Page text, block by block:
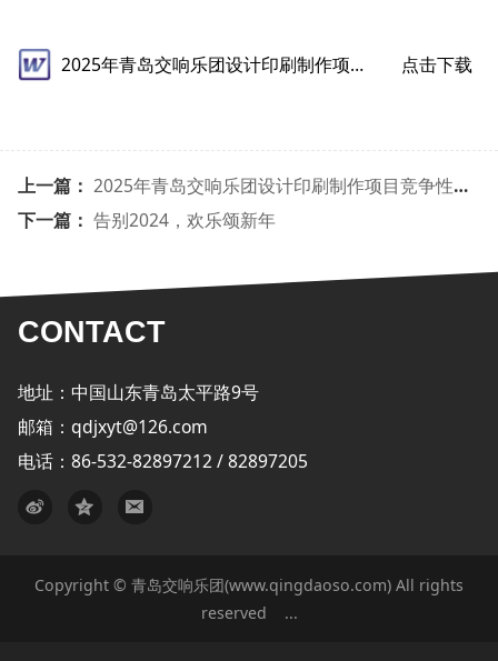
2025年青岛交响乐团设计印刷制作项目竞争性磋商采购文件.doc 点击下载
上一篇： 2025年青岛交响乐团设计印刷制作项目竞争性磋商采购公告
下一篇： 告别2024，欢乐颂新年
CONTACT
地址：中国山东青岛太平路9号
邮箱：qdjxyt@126.com
电话：86-532-82897212 / 82897205
Copyright © 青岛交响乐团(www.qingdaoso.com) All rights
reserved ...